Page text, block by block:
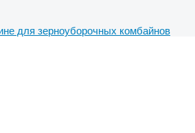
для зерноуборочных комбайнов